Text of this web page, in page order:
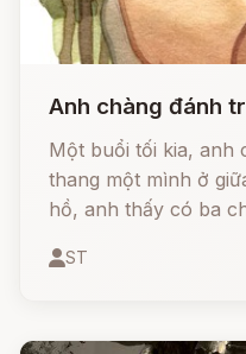
Anh chàng đánh
Một buổi tối kia, anh
thang một mình ở
hồ, anh thấy có ba
ST